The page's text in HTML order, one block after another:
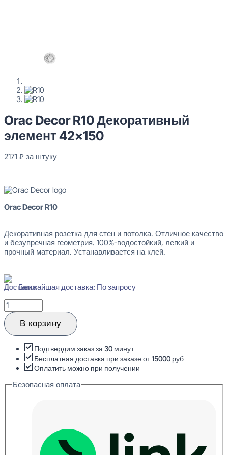
Orac Decor R10 Декоративный
элемент 42×150
2171 ₽ за штуку
Orac Decor R10
Декоративная розетка для стен и потолка. Отличное качество
и безупречная геометрия. 100%-водостойкий, легкий и
прочный материал. Устанавливается на клей.
Ближайшая доставка: По запросу
Количество
товара
Orac
Decor
Декоративный
элемент
42x150
В корзину
Подтвердим заказ за 30 минут
Бесплатная доставка при заказе от 15000 руб
Оплатить можно при получении
Безопасная оплата